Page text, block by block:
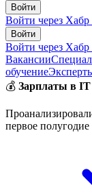
Войти
Войти через
Войти
Войти через
Вакансии
обучение
💰 Зарплаты в IT
первое